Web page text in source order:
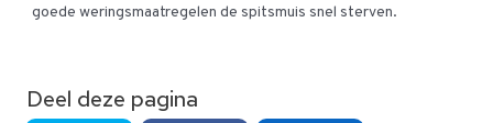
goede weringsmaatregelen de spitsmuis snel sterven.
Deel deze pagina